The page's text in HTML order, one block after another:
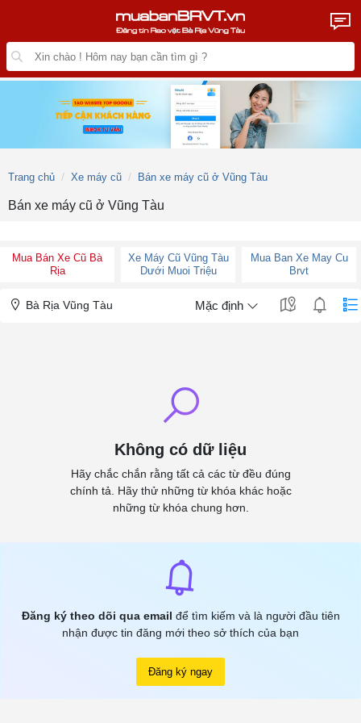
Trang chủ Xe máy cũ Bán xe máy cũ ở Vũng Tàu
Bán xe máy cũ ở Vũng Tàu
Mua Bán Xe Cũ Bà
Rịa
Xe Máy Cũ Vũng Tàu
Dưới Muoi Triệu
Mua Ban Xe May Cu
Brvt
Bà Rịa Vũng Tàu Mặc định
Không có dữ liệu
Hãy chắc chắn rằng tất cả các từ đều đúng
chính tả. Hãy thử những từ khóa khác hoặc
những từ khóa chung hơn.
Đăng ký theo dõi qua email để tìm kiếm và là người đầu tiên
nhận được tin đăng mới theo sở thích của bạn
Đăng ký ngay